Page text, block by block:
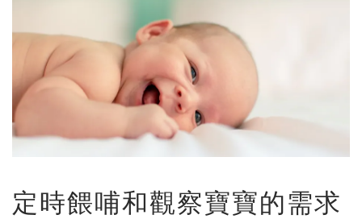
定時餵哺和觀察寶寶的需求